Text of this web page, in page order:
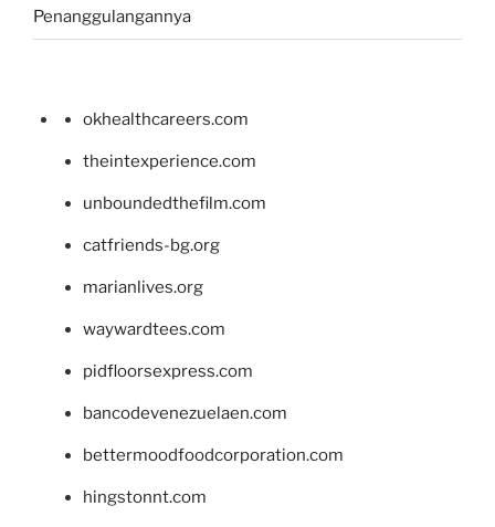
Penanggulangannya
okhealthcareers.com
theintexperience.com
unboundedthefilm.com
catfriends-bg.org
marianlives.org
waywardtees.com
pidfloorsexpress.com
bancodevenezuelaen.com
bettermoodfoodcorporation.com
hingstonnt.com